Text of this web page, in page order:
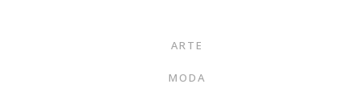
ARTE
MODA